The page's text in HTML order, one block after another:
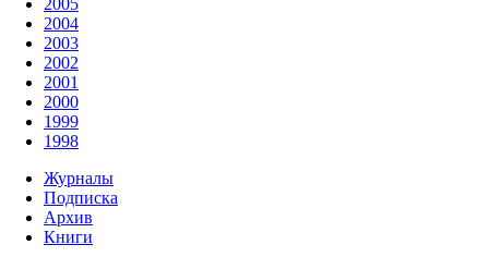
2005
2004
2003
2002
2001
2000
1999
1998
Журналы
Подписка
Архив
Книги